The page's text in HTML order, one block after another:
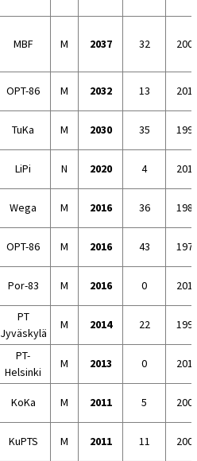
MBF M 2037 32
OPT-86 M 2032 13
TuKa M 2030 35
LiPi N 2020 4
Wega M 2016 36
OPT-86 M 2016 43
Por-83 M 2016 0
PT
Jyväskylä
M 2014 22
PT-
Helsinki
M 2013 0
KoKa M 2011 5
KuPTS M 2011 11